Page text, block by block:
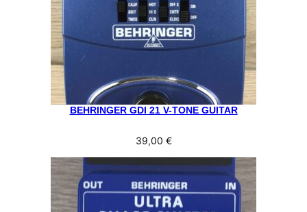
BEHRINGER GDI 21 V-TONE GUITAR
39,00 €